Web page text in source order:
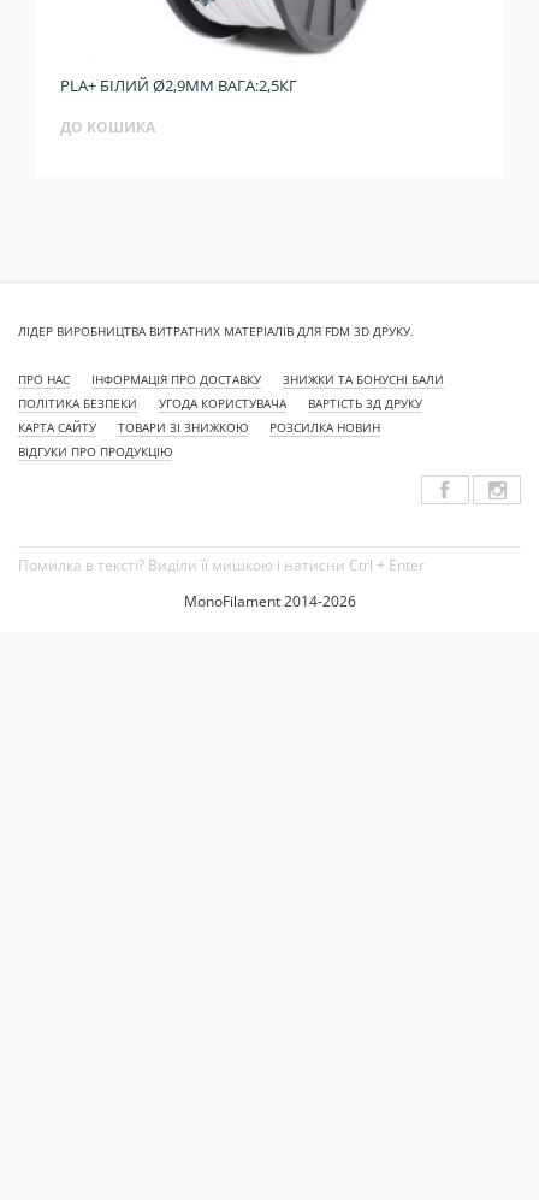
PLA+ БІЛИЙ Ø2,9ММ ВАГА:2,5КГ
ДО КОШИКА
ЛІДЕР ВИРОБНИЦТВА ВИТРАТНИХ МАТЕРІАЛІВ ДЛЯ FDM 3D ДРУКУ.
ПРО НАС ІНФОРМАЦІЯ ПРО ДОСТАВКУ
ЗНИЖКИ ТА БОНУСНІ БАЛИ
ПОЛІТИКА БЕЗПЕКИ
УГОДА КОРИСТУВАЧА
ВАРТІСТЬ 3Д ДРУКУ
КАРТА САЙТУ
ТОВАРИ ЗІ ЗНИЖКОЮ
РОЗСИЛКА НОВИН
ВІДГУКИ ПРО ПРОДУКЦІЮ
Помилка в тексті? Виділи її мишкою і натисни Ctrl + Enter
MonoFilament 2014-2026